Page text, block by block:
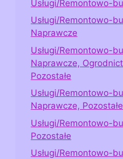
Usługi/Remontowo-
Usługi/Remontowo-
Naprawcze
Usługi/Remontowo-
Naprawcze,
Pozostałe
Usługi/Remontowo-
Naprawcze, Pozostałe
Usługi/Remontowo-
Pozostałe
Usługi/Remontowo-